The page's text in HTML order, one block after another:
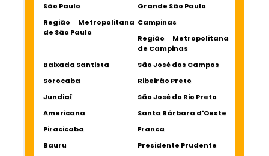
São Paulo
Grande São Paulo
Região Metropolitana
de São Paulo
Campinas
Região Metropolitana
de Campinas
Baixada Santista
São José dos Campos
Sorocaba
Ribeirão Preto
Jundiaí
São José do Rio Preto
Americana
Santa Bárbara d'Oeste
Piracicaba
Franca
Bauru
Presidente Prudente